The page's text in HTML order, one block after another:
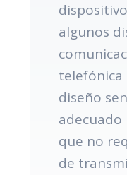
algunos
telefónica
diseño
adecuado
que no
de